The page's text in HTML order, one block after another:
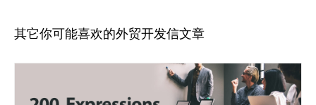
其它你可能喜欢的外贸开发信文章